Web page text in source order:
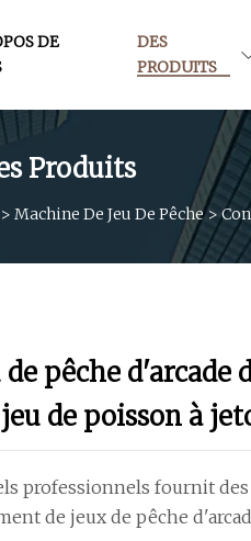
DE
DES
PRODUITS
Produits
> Machine De Jeu De Pêche>
pêche d'arcade
de poisson à
professionnels fournit des
de jeux de pêche